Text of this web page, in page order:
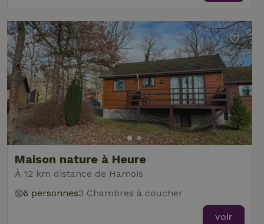
Maison nature à Heure
À 12 km distance de Hamois
6 personnes3 Chambres à coucher
voir